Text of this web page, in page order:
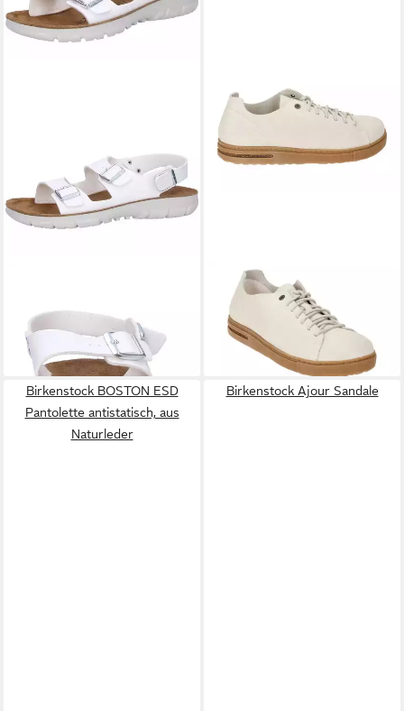
ab 63,19 €
BIRKENSTOCK
Schnürschuh
180,00 €
Birkenstock BOSTON ESD
Pantolette antistatisch, aus
Naturleder
Birkenstock Ajour Sandale